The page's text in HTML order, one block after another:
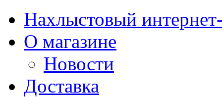
Нахлыстовый
О магазине
Новости
Доставка